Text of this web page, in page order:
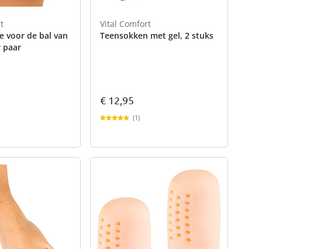
voor de bal van
paar
Vital Comfort
Teensokken met gel, 2 stuks
€ 12,95
(1)